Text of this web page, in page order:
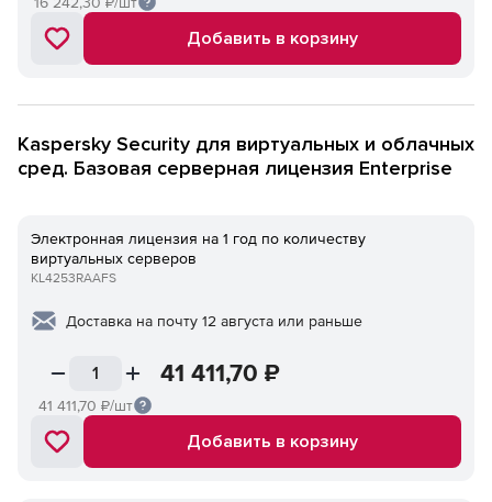
Добавить в корзину
Kaspersky Security для виртуальных и облачных
сред. Базовая серверная лицензия Enterprise
Электронная лицензия на 1 год по количеству
виртуальных серверов
KL4253RAAFS
Доставка на почту 12 августа или раньше
41 411,70 ₽/шт
41 411,70 ₽
Добавить в корзину